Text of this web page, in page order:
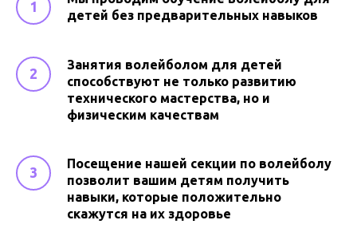
детей без предварительных навыков
Занятия волейболом для детей
способствуют не только развитию
технического мастерства, но и
физическим качествам
Посещение нашей секции по волейболу
позволит вашим детям получить
навыки, которые положительно
скажутся на их здоровье